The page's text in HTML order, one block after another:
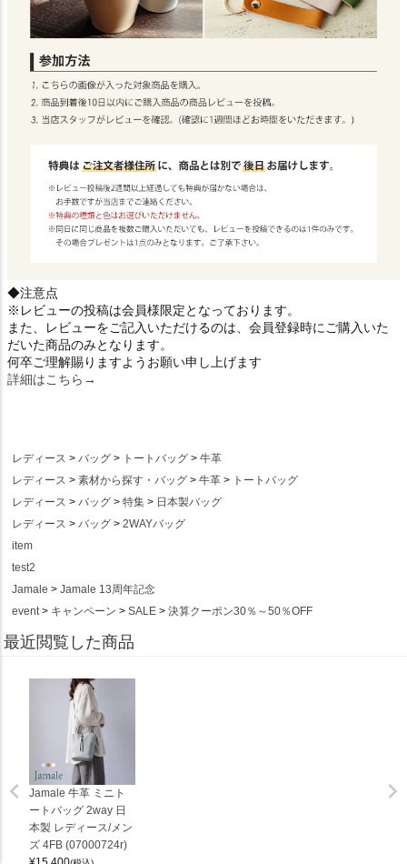
◆注意点
※レビューの投稿は会員様限定となっております。
また、レビューをご記入いただけるのは、会員登録時にご購入いた
だいた商品のみとなります。
何卒ご理解賜りますようお願い申し上げます
詳細はこちら→
レディース バッグ トートバッグ
牛革
レディース
素材から探す・バッグ 牛革
トートバッグ
レディース
バッグ 特集
日本製バッグ
レディース
バッグ
2WAYバッグ
item
test2
Jamale
Jamale 13周年記念
event
キャンペーン SALE 決算クーポン30％～50％OFF
最近閲覧した商品
Jamale 牛革 ミニト
ートバッグ 2way 日
本製 レディース/メン
ズ 4FB (07000724r)